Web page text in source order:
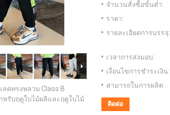
ลคทรงหลวม Class B
หรับฤดูใบไม้ผลิและฤดูใบไม้
จำนวนสั่งซื้อขั้นต่ำ:
ราคา:
รายละเอียดการบรรจุ:
เวลาการส่งมอบ:
เงื่อนไขการชำระเงิน:
สามารถในการผลิต:
ติดต่อ